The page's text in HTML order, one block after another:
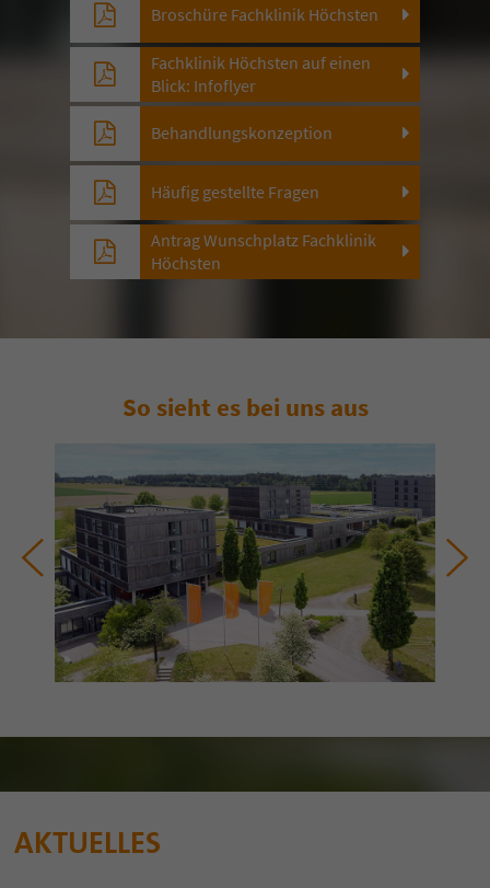
Broschüre Fachklinik Höchsten
Fachklinik Höchsten auf einen
Blick: Infoflyer
Behandlungskonzeption
Häufig gestellte Fragen
Antrag Wunschplatz Fachklinik
Höchsten
So sieht es bei uns aus
AKTUELLES